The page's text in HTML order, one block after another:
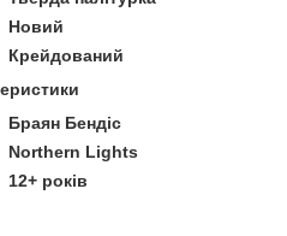
Новий
Крейдований
Браян Бендіс
Northern Lights
12+ років